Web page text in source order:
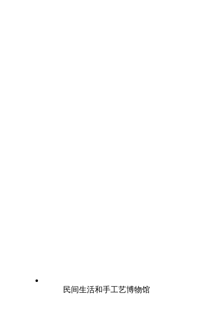
民间生活和手工艺博物馆